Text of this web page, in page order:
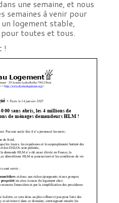
une semaine, et nous
semaines à venir pour
logement stable,
toutes et tous.
!